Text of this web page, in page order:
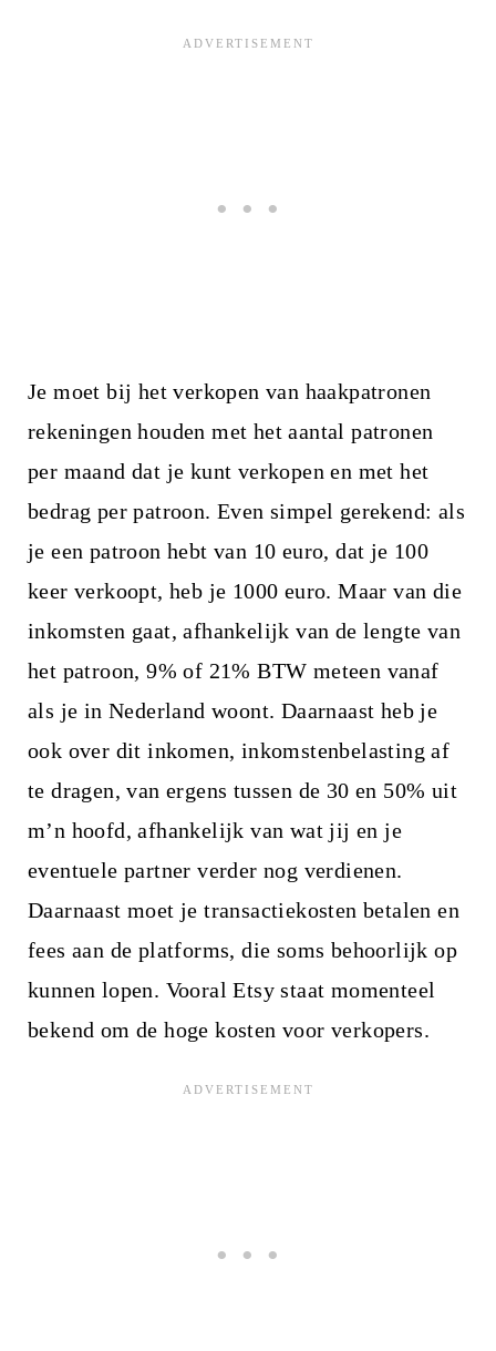
Je moet bij het verkopen van haakpatronen
rekeningen houden met het aantal patronen
per maand dat je kunt verkopen en met het
bedrag per patroon. Even simpel gerekend: als
je een patroon hebt van 10 euro, dat je 100
keer verkoopt, heb je 1000 euro. Maar van die
inkomsten gaat, afhankelijk van de lengte van
het patroon, 9% of 21% BTW meteen vanaf
als je in Nederland woont. Daarnaast heb je
ook over dit inkomen, inkomstenbelasting af
te dragen, van ergens tussen de 30 en 50% uit
m’n hoofd, afhankelijk van wat jij en je
eventuele partner verder nog verdienen.
Daarnaast moet je transactiekosten betalen en
fees aan de platforms, die soms behoorlijk op
kunnen lopen. Vooral Etsy staat momenteel
bekend om de hoge kosten voor verkopers.